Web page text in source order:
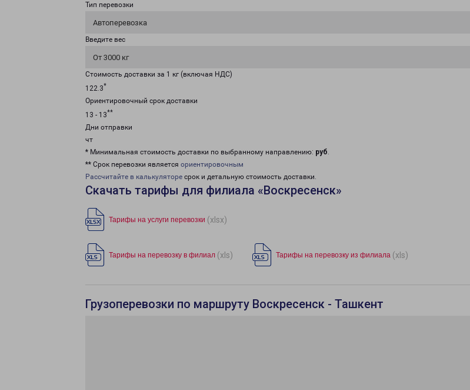
Тип перевозки
Автоперевозка
Введите вес
От 3000 кг
Стоимость доставки за 1 кг (включая НДС)
122.3*
Ориентировочный срок доставки
13 - 13**
Дни отправки
чт
* Минимальная стоимость доставки по выбранному направлению: руб.
** Срок перевозки является ориентировочным
Рассчитайте в калькуляторе срок и детальную стоимость доставки.
Скачать тарифы для филиала «Воскресенск»
Тарифы на услуги перевозки (xlsx)
Тарифы на перевозку в филиал (xls) Тарифы на перевозку из филиала (xls)
Грузоперевозки по маршруту Воскресенск - Ташкент